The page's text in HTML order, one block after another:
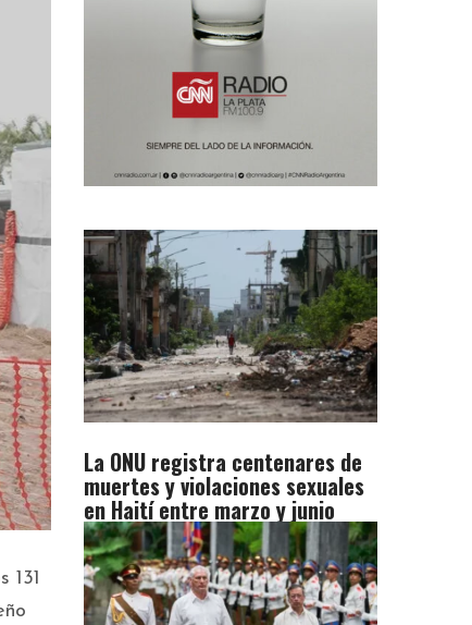
131
La ONU registra centenares de
muertes y violaciones sexuales
en Haití entre marzo y junio